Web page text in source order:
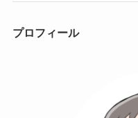
プロフィール